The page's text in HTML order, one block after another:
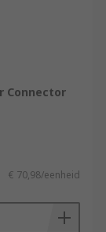
Connector
€ 70,98/eenheid